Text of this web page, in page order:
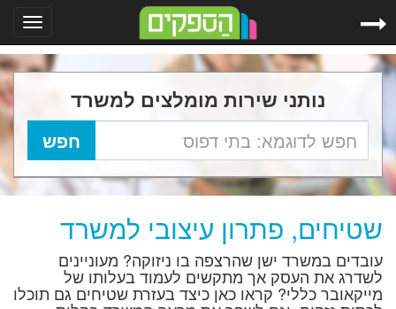
נותני שירות מומלצים למשרד
שטיחים, פתרון עיצובי למשרד
עובדים במשרד ישן שהרצפה בו ניזוקה? מעוניינים
לשדרג את העסק אך מתקשים לעמוד בעלותו של
מייקאובר כללי? קראו כאן כיצד בעזרת שטיחים גם תוכלו